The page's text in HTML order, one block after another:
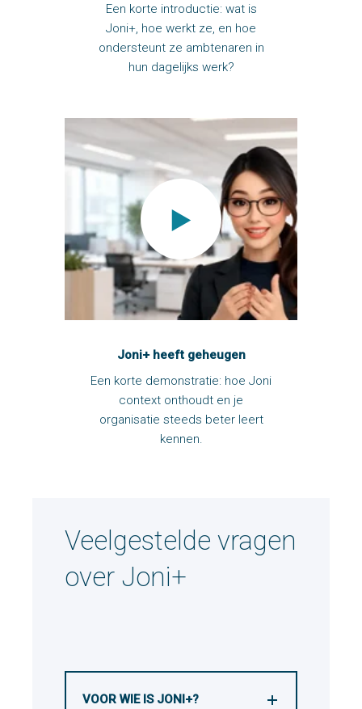
Een korte introductie: wat is
Joni+, hoe werkt ze, en hoe
ondersteunt ze ambtenaren in
hun dagelijks werk?
Joni+ heeft geheugen
Een korte demonstratie: hoe Joni
context onthoudt en je
organisatie steeds beter leert
kennen.
Veelgestelde vragen
over Joni+
VOOR WIE IS JONI+?